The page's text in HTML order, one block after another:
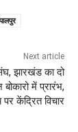
Next article
झारखंड का दो
में प्रारंभ,
केंद्रित विचार